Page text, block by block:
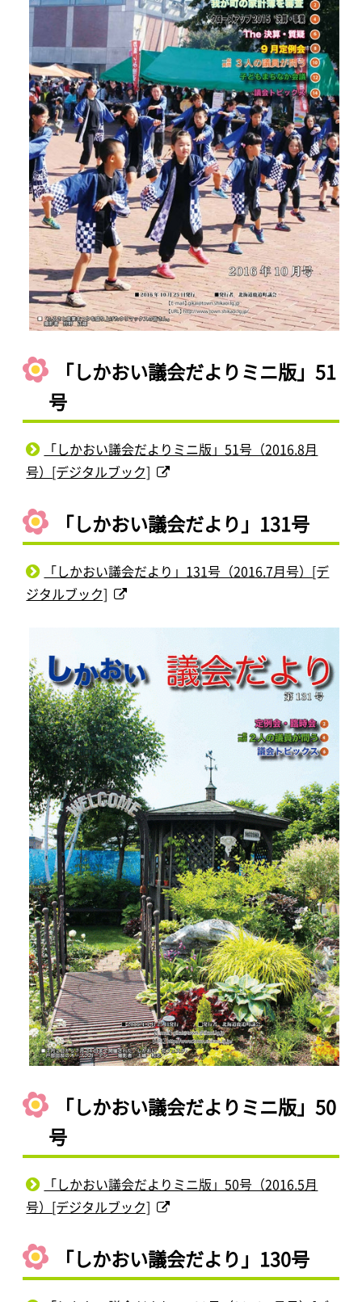
「しかおい議会だよりミニ版」51
号
「しかおい議会だよりミニ版」51号（2016.8月
号）[デジタルブック]
「しかおい議会だより」131号
「しかおい議会だより」131号（2016.7月号）[デ
ジタルブック]
「しかおい議会だよりミニ版」50
号
「しかおい議会だよりミニ版」50号（2016.5月
号）[デジタルブック]
「しかおい議会だより」130号